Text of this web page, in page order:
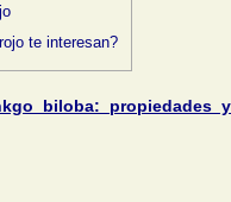
te interesan?
biloba: propiedades y